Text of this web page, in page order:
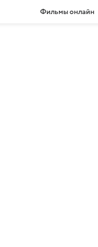
Фильмы онлайн